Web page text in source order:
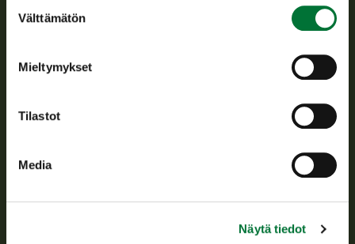
valinta
Välttämätön
Mieltymykset
Tilastot
Media
Näytä tiedot
Suomen riistakeskus edistää kestävää riistataloutta, tukee
riistanhoitoyhdistysten toimintaa ja huolehtii riistapolitiikan
hallintotehtävistä.